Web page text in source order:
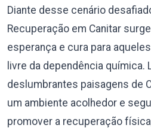
Diante desse cenário
Recuperação em Canitar
esperança e cura para
livre da dependência química.
deslumbrantes paisagens de
um ambiente acolhedor e
promover a recuperação